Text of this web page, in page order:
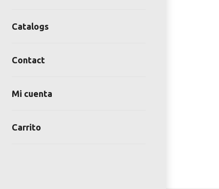
Catalogs
Contact
Mi cuenta
Carrito